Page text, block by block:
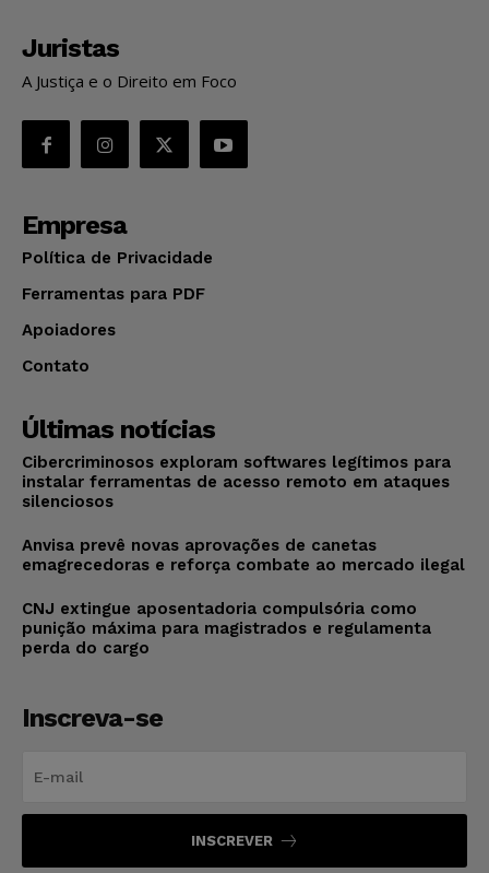
Juristas
A Justiça e o Direito em Foco
Empresa
Política de Privacidade
Ferramentas para PDF
Apoiadores
Contato
Últimas notícias
Cibercriminosos exploram softwares legítimos para
instalar ferramentas de acesso remoto em ataques
silenciosos
Anvisa prevê novas aprovações de canetas
emagrecedoras e reforça combate ao mercado ilegal
CNJ extingue aposentadoria compulsória como
punição máxima para magistrados e regulamenta
perda do cargo
Inscreva-se
INSCREVER